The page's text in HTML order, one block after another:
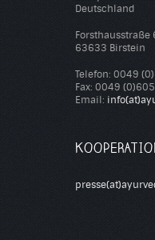
Deutschland
Forsthausstraße
63633 Birstein
Telefon: 0049
Fax: 0049
Email: